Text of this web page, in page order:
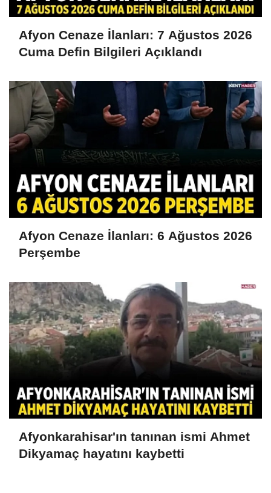
Afyon Cenaze İlanları: 7 Ağustos 2026
Cuma Defin Bilgileri Açıklandı
Afyon Cenaze İlanları: 6 Ağustos 2026
Perşembe
Afyonkarahisar'ın tanınan ismi Ahmet
Dikyamaç hayatını kaybetti